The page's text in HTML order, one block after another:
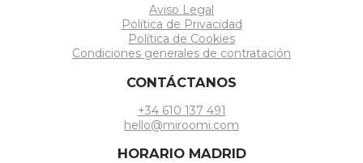
Aviso Legal
Política de Privacidad
Política de Cookies
Condiciones generales de contratación
CONTÁCTANOS
+34 610 137 491
hello@miroomi.com
HORARIO MADRID